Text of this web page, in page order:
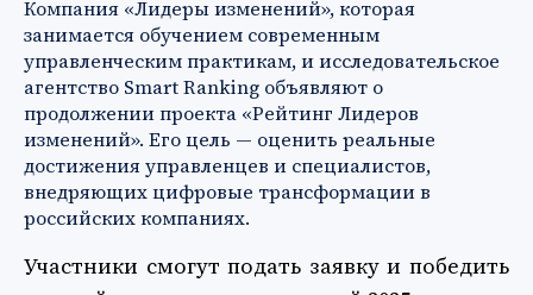
Компания «Лидеры изменений», которая
занимается обучением современным
управленческим практикам, и исследовательское
агентство Smart Ranking объявляют о
продолжении проекта «Рейтинг Лидеров
изменений». Его цель — оценить реальные
достижения управленцев и специалистов,
внедряющих цифровые трансформации в
российских компаниях.
Участники смогут подать заявку и победить